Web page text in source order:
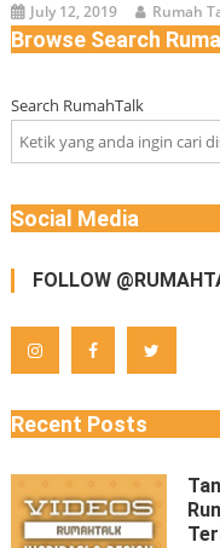
July 12, 2019 Rumah
Browse Search
Search RumahTalk
Social Media
FOLLOW
Recent Posts